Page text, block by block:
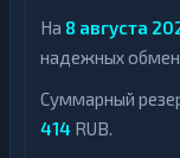
На 8 августа
надежных
Суммарный
414 RUB.